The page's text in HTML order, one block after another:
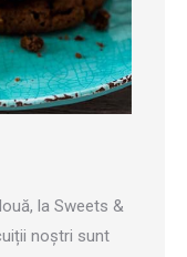
la Sweets &
noștri sunt